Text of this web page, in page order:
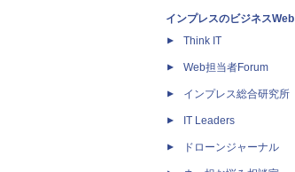
インプレスのビジネスWeb
Think IT
Web担当者Forum
インプレス総合研究所
IT Leaders
ドローンジャーナル